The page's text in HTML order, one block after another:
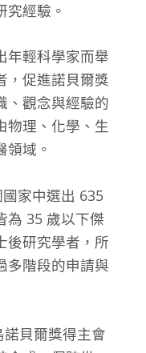
經驗。
年輕科學家而舉
，促進諾貝爾獎
、觀念與經驗的
物理、化學、生
領域。
家中選出 635
為 35 歲以下傑
後研究學者，所
多階段的申請與
貝爾獎得主會